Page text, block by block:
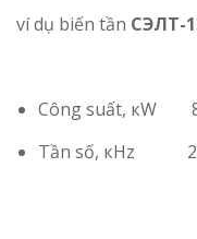
ví dụ biến tần СЭЛТ-
Công suất, кW
Tần số, кHz